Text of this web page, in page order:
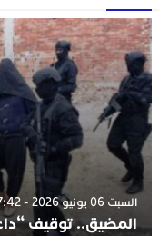
السبت 06 يونيو 2026 - 7:42
المضيق.. توقيف